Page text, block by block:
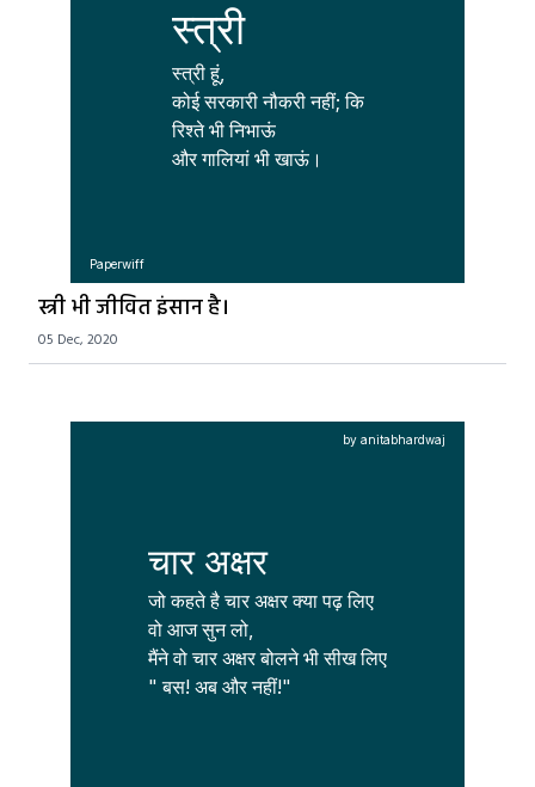
स्त्री
स्त्री हूं,
कोई सरकारी नौकरी नहीं; कि
रिश्ते भी निभाऊं
Paperwiff
स्त्री भी जीवित इंसान है।
05 Dec, 2020
चार अक्षर
जो कहते है चार अक्षर क्या पढ़ लिए
वो आज सुन लो,
मैंने वो चार अक्षर बोलने भी सीख लिए
" बस! अब और नहीं!"
by anitabhardwaj